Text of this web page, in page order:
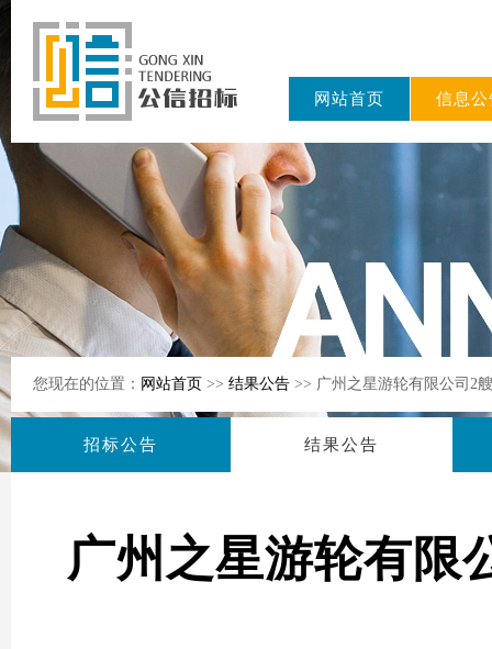
东公信招标
有限公司
网站首页 信息公
您现在的位置： 网站首页 >> 结果公告 >> 广州之星游轮有限公司2
招标公告 结果公告
广州之星游轮有限